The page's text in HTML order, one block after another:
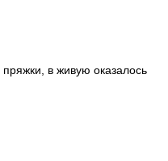
в живую оказалось